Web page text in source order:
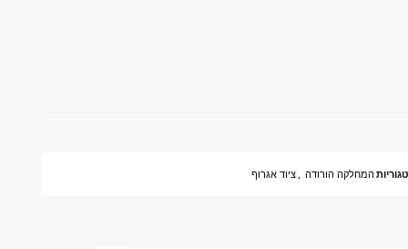
המחלקה הורודה ,ציוד אגרוף